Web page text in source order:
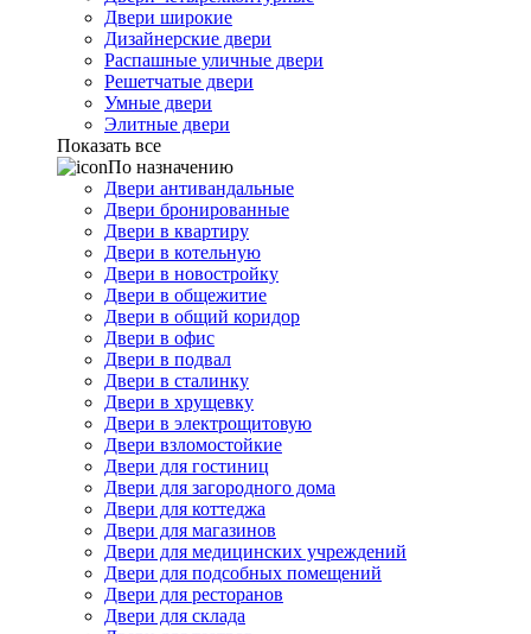
Двери широкие
Дизайнерские двери
Распашные уличные двери
Решетчатые двери
Умные двери
Элитные двери
Показать все
По назначению
Двери антивандальные
Двери бронированные
Двери в квартиру
Двери в котельную
Двери в новостройку
Двери в общежитие
Двери в общий коридор
Двери в офис
Двери в подвал
Двери в сталинку
Двери в хрущевку
Двери в электрощитовую
Двери взломостойкие
Двери для гостиниц
Двери для загородного дома
Двери для коттеджа
Двери для магазинов
Двери для медицинских учреждений
Двери для подсобных помещений
Двери для ресторанов
Двери для склада